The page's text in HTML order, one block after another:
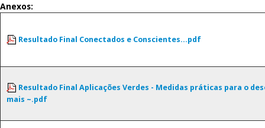
Anexos:
Resultado Final Conectados e Conscientes...pdf
Resultado Final Aplicações Verdes - Medidas práticas para o
mais ~.pdf